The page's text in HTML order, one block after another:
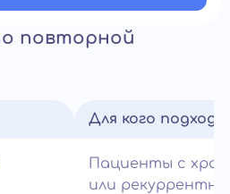
повторной
Для кого
Пациенты с
или